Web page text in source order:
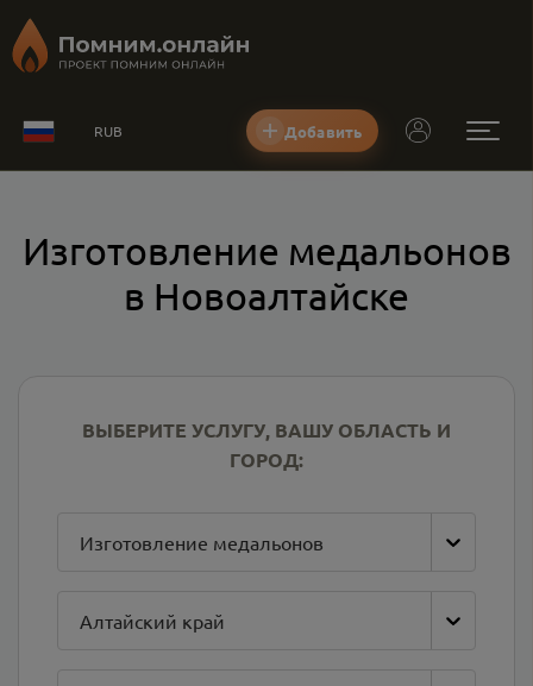
RUB Добавить
Изготовление медальонов
в Новоалтайске
ВЫБЕРИТЕ УСЛУГУ, ВАШУ ОБЛАСТЬ И
ГОРОД:
Изготовление медальонов
Алтайский край